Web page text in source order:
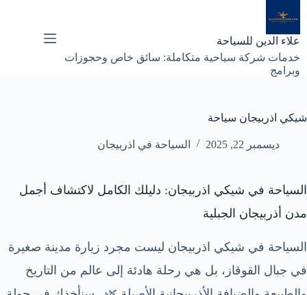
إلى
المحتوى
علاء الدين للسياحة
خدمات شركة سياحية متكاملة: سائق خاص وحجوزات
وبرامج
شيكي اذربيجان سياحة
ديسمبر 22, 2025 السياحة في اذربيجان
السياحة في شيكي اذربيجان: دليلك الكامل لاكتشاف أجمل
مدن أذربيجان الجبلية
السياحة في شيكي اذربيجان ليست مجرد زيارة مدينة صغيرة
في جبال القوقاز، بل هي رحلة هادئة إلى عالم من التاريخ